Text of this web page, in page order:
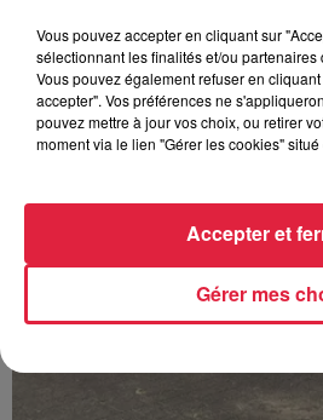
Vous pouvez accepter en cliquant sur
sélectionnant les finalités et/ou partenaires
Vous pouvez également refuser en
accepter". Vos préférences ne
pouvez mettre à jour vos choix, ou retirer
moment via le lien "Gérer les cookies"
Gérer mes
Accepter et